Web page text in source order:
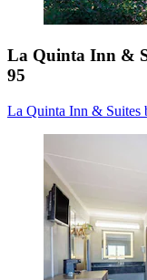
La Quinta Inn &
95
La Quinta Inn & Suites